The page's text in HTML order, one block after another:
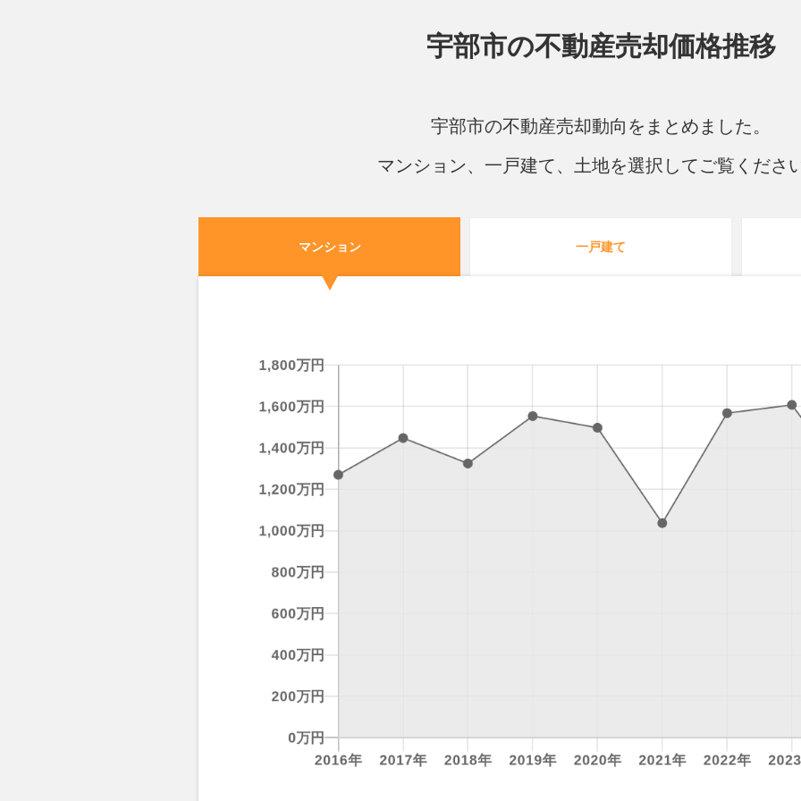
宇部市の不動産売却価格推移
宇部市の不動産売却動向をまとめました。
マンション、一戸建て、土地を選択してご覧ください
マンション 一戸建て